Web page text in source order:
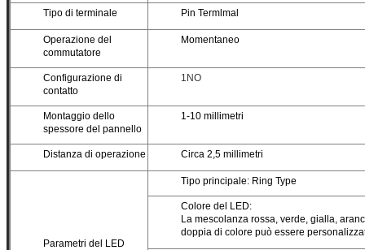
Tipo di terminale Pin Termlmal
Operazione del
commutatore
Momentaneo
Configurazione di
contatto
1NO
Montaggio dello
spessore del pannello
1-10 millimetri
Distanza di operazione Circa 2,5 millimetri
Parametri del LED
Tipo principale: Ring Type
Colore del LED:
La mescolanza rossa, verde, gialla,
doppia di colore può essere